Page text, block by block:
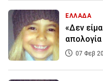
ΕΛΛΑΔΑ
«Δεν
07 Φεβ